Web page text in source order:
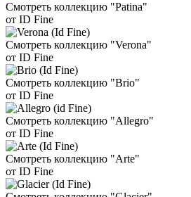
Смотреть коллекцию "Patina"
от ID Fine
Смотреть коллекцию "Verona"
от ID Fine
Смотреть коллекцию "Brio"
от ID Fine
Смотреть коллекцию "Allegro"
от ID Fine
Смотреть коллекцию "Arte"
от ID Fine